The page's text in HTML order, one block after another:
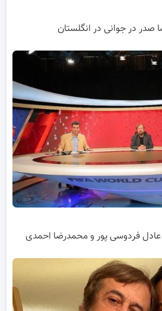
صدر در جوانی در انگلستان
عادل فردوسی پور و محمدرضا احمدی